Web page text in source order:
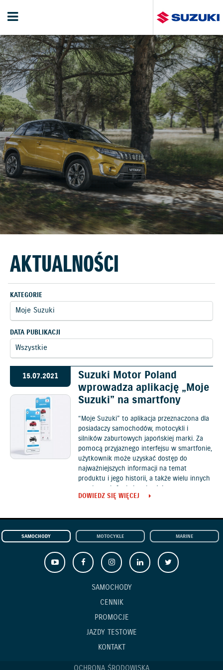
AKTUALNOŚCI
KATEGORIE
DATA PUBLIKACJI
15.07.2021
Suzuki Motor Poland
wprowadza aplikację „Moje
Suzuki” na smartfony
“Moje Suzuki” to aplikacja przeznaczona dla
posiadaczy samochodów, motocykli i
silników zaburtowych japońskiej marki. Za
pomocą przyjaznego interfejsu w smartfonie,
użytkownik może uzyskać dostęp do
najważniejszych informacji na temat
produktu i jego historii, a także wielu innych
przydatnych funkcjonalności.
DOWIEDZ SIĘ WIĘCEJ
SAMOCHODY MOTOCYKLE MARINE
SAMOCHODY
CENNIK
PROMOCJE
JAZDY TESTOWE
KONTAKT